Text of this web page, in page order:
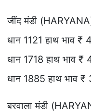
जींद मंडी
धान 1121 हाथ भाव ₹
धान 1718 हाथ भाव
धान 1885 हाथ भाव
बरवाला मंडी